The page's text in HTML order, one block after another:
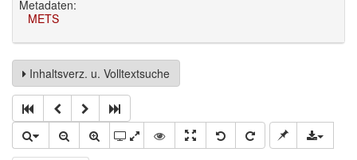
Metadaten:
METS
Inhaltsverz. u. Volltextsuche